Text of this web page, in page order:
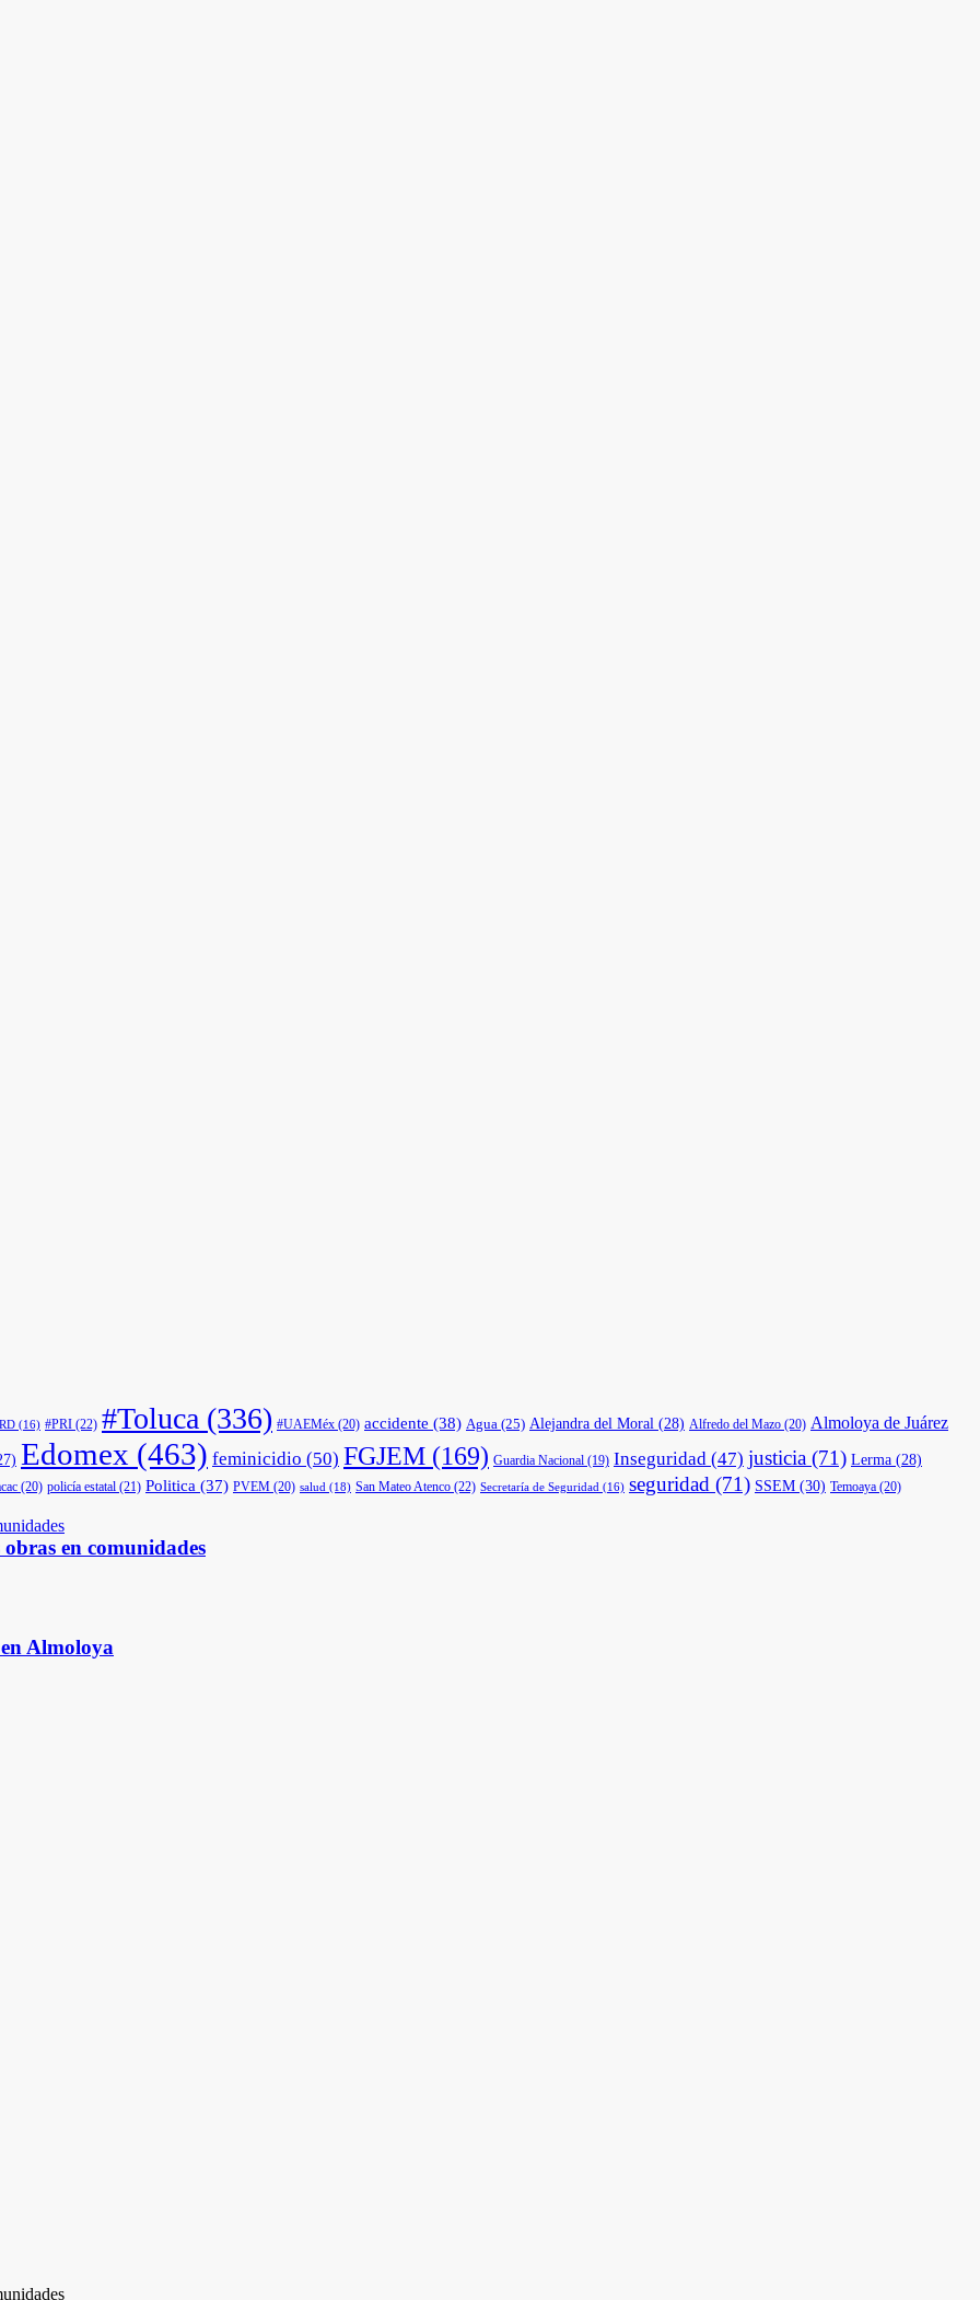
(16) #PRI (22) #Toluca (336) #UAEMéx (20) accidente (38) Agua (25) Alejandra del Moral (28) Alfredo del Mazo (20) Almoloya de Juárez
Edomex (463) feminicidio (50) FGJEM (169) Guardia Nacional (19) Inseguridad (47) justicia (71) Lerma (28)
(20) policía estatal (21) Politica (37) PVEM (20) salud (18) San Mateo Atenco (22) Secretaría de Seguridad (16) seguridad (71) SSEM (30) Temoaya (20)
en comunidades
Almoloya